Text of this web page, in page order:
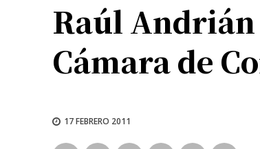
Raúl Andrián
Cámara de
17 FEBRERO 2011